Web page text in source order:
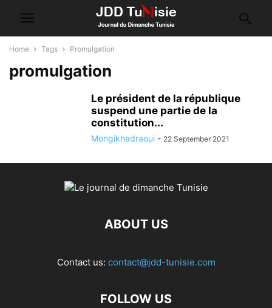
Home Tags Promulgation
promulgation
Le président de la république
suspend une partie de la
constitution...
Mongikhadraoui - 22 September 2021
ABOUT US
Contact us: contact@jdd-tunisie.com
FOLLOW US